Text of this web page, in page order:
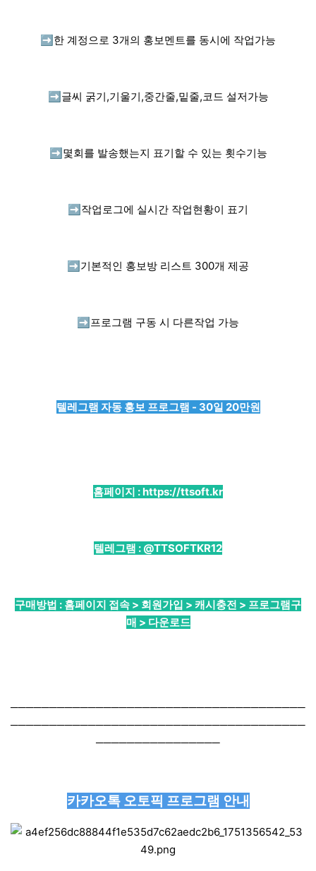
➡️ 한 계정으로 3개의 홍보멘트를 동시에 작업가능
➡️ 글씨 굵기,기울기,중간줄,밑줄,코드 설저가능
➡️ 몇회를 발송했는지 표기할 수 있는 횟수기능
➡️ 작업로그에 실시간 작업현황이 표기
➡️ 기본적인 홍보방 리스트 300개 제공
➡️ 프로그램 구동 시 다른작업 가능
텔레그램 자동 홍보 프로그램 - 30일 20만원
홈페이지 :https://ttsoft.kr
텔레그램 : @TTSOFTKR12
구매방법 : 홈페이지 접속 > 회원가입 > 캐시충전 > 프로그램구
매 > 다운로드
──────────────────────────────────────
──────────────────────────────────────
────────────────
카카오톡 오토픽 프로그램 안내